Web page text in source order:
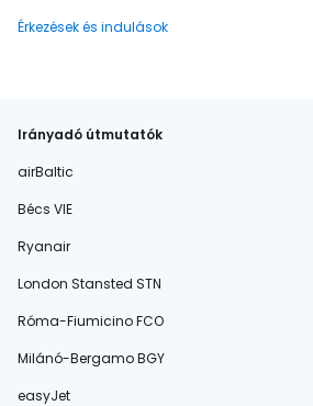
Érkezések és indulások
Irányadó útmutatók
airBaltic
Bécs VIE
Ryanair
London Stansted STN
Róma-Fiumicino FCO
Milánó-Bergamo BGY
easyJet